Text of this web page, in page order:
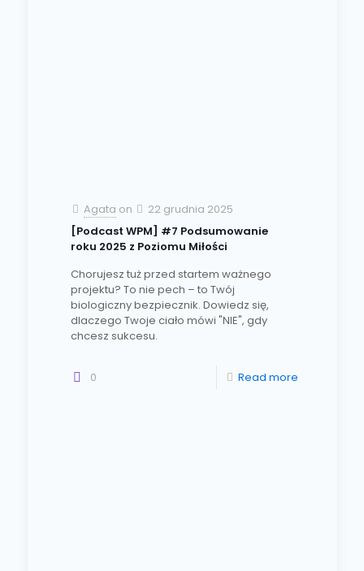
Agata on
22 grudnia 2025
[Podcast WPM] #7 Podsumowanie
roku 2025 z Poziomu Miłości
Chorujesz tuż przed startem ważnego
projektu? To nie pech – to Twój
biologiczny bezpiecznik. Dowiedz się,
dlaczego Twoje ciało mówi "NIE", gdy
chcesz sukcesu.
0 Read more